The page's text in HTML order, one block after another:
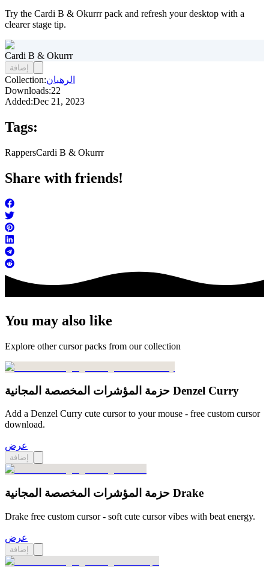
Try the Cardi B & Okurrr pack and refresh your desktop with a
clearer stage tip.
Cardi B & Okurrr
إضافة
Collection:الرهبان
Downloads:22
Added:Dec 21, 2023
Tags:
RappersCardi B & Okurrr
Share with friends!
You may also like
Explore other cursor packs from our collection
حزمة المؤشرات المخصصة المجانية Denzel Curry
Add a Denzel Curry cute cursor to your mouse - free custom cursor
download.
عرض
إضافة
حزمة المؤشرات المخصصة المجانية Drake
Drake free custom cursor - soft cute cursor vibes with beat energy.
عرض
إضافة